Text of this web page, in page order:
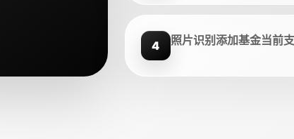
4 照片识别添加基金当前